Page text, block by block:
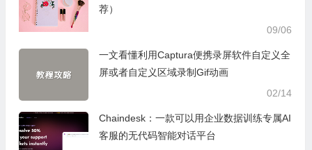
荐）
09/06
一文看懂利用Captura便携录屏软件自定义全
屏或者自定义区域录制Gif动画
02/14
Chaindesk：一款可以用企业数据训练专属AI
客服的无代码智能对话平台